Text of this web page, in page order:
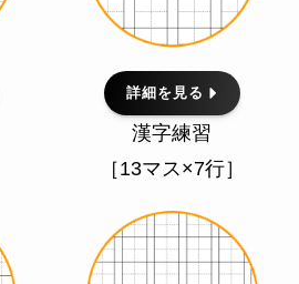
詳細を見る
漢字練習
［13マス×7行］